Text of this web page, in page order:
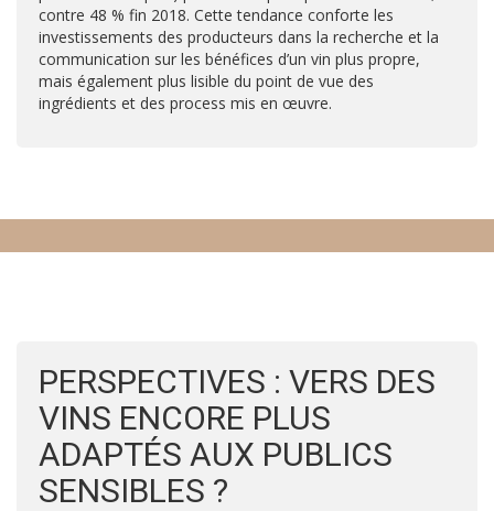
contre 48 % fin 2018. Cette tendance conforte les
investissements des producteurs dans la recherche et la
communication sur les bénéfices d’un vin plus propre,
mais également plus lisible du point de vue des
ingrédients et des process mis en œuvre.
PERSPECTIVES : VERS DES
VINS ENCORE PLUS
ADAPTÉS AUX PUBLICS
SENSIBLES ?